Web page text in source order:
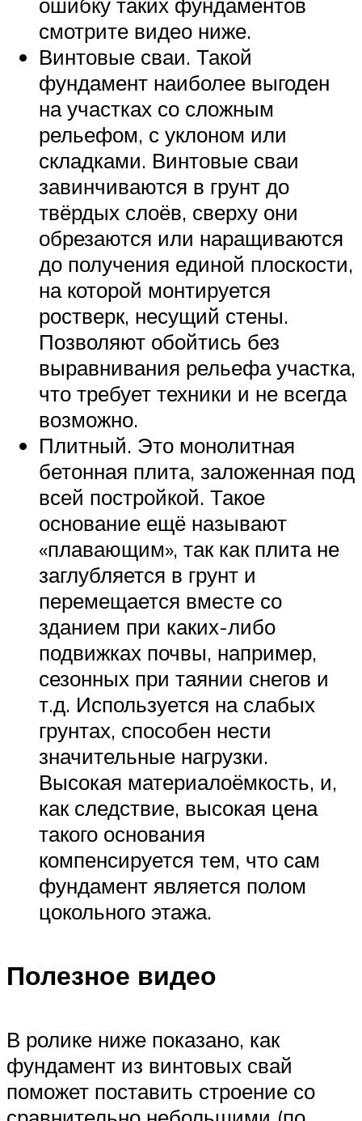
ошибку таких фундаментов
смотрите видео ниже.
Винтовые сваи. Такой
фундамент наиболее выгоден
на участках со сложным
рельефом, с уклоном или
складками. Винтовые сваи
завинчиваются в грунт до
твёрдых слоёв, сверху они
обрезаются или наращиваются
до получения единой плоскости,
на которой монтируется
ростверк, несущий стены.
Позволяют обойтись без
выравнивания рельефа участка,
что требует техники и не всегда
возможно.
Плитный. Это монолитная
бетонная плита, заложенная под
всей постройкой. Такое
основание ещё называют
«плавающим», так как плита не
заглубляется в грунт и
перемещается вместе со
зданием при каких-либо
подвижках почвы, например,
сезонных при таянии снегов и
т.д. Используется на слабых
грунтах, способен нести
значительные нагрузки.
Высокая материалоёмкость, и,
как следствие, высокая цена
такого основания
компенсируется тем, что сам
фундамент является полом
цокольного этажа.
Полезное видео
В ролике ниже показано, как
фундамент из винтовых свай
поможет поставить строение со